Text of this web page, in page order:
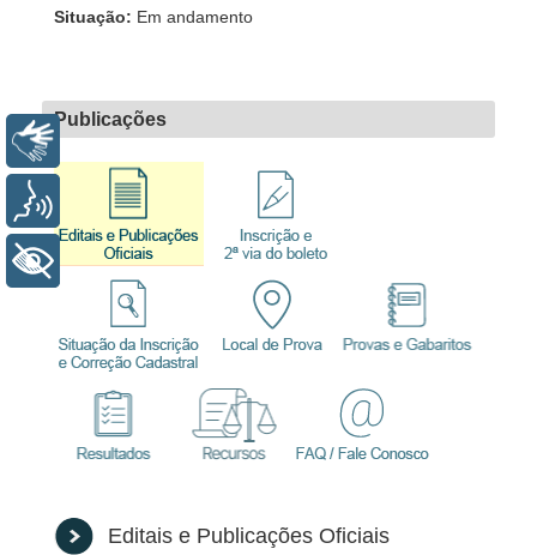
Situação: Em andamento
Publicações
Editais e Publicações Oficiais
Libras
+ Acessibilidade